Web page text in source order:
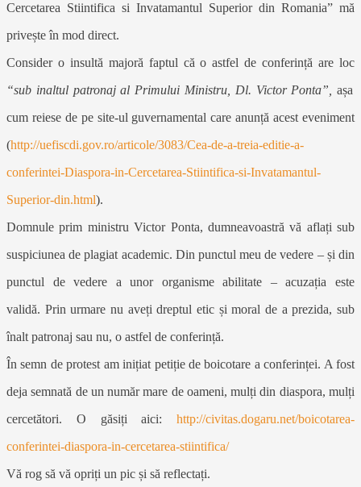
Cercetarea Stiintifica si Invatamantul Superior din Romania” mă
privește în mod direct.
Consider o insultă majoră faptul că o astfel de conferință are loc
“sub inaltul patronaj al Primului Ministru, Dl. Victor Ponta”,
așa
cum reiese de pe site-ul guvernamental care anunță acest eveniment
(http://uefiscdi.gov.ro/articole/3083/Cea-de-a-treia-editie-a-
conferintei-Diaspora-in-Cercetarea-Stiintifica-si-Invatamantul-
Superior-din.html).
Domnule prim ministru Victor Ponta, dumneavoastră vă aflați sub
suspiciunea de plagiat academic. Din punctul meu de vedere – și din
punctul de vedere a unor organisme abilitate – acuzația este
validă. Prin urmare nu aveți dreptul etic și moral de a prezida, sub
înalt patronaj sau nu, o astfel de conferință.
În semn de protest am inițiat petiție de boicotare a conferinței. A fost
deja semnată de un număr mare de oameni, mulți din diaspora, mulți
cercetători. O găsiți aici: http://civitas.dogaru.net/boicotarea-
conferintei-diaspora-in-cercetarea-stiintifica/
Vă rog să vă opriți un pic și să reflectați.